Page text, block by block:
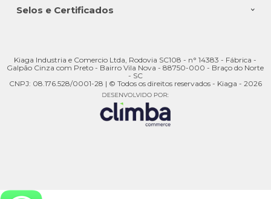
Selos e Certificados
Kiaga Industria e Comercio Ltda, Rodovia SC108 - n° 14383 - Fábrica -
Galpão Cinza com Preto - Bairro Vila Nova - 88750-000 - Braço do Norte
- SC
CNPJ: 08.176.528/0001-28 | © Todos os direitos reservados - Kiaga - 2026